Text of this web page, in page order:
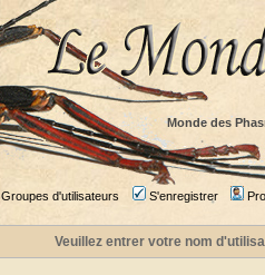
Monde des
Groupes d'utilisateurs S'enregistrer
Veuillez entrer votre nom